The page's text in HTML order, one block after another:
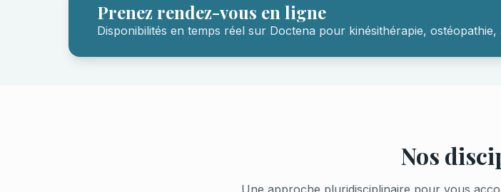
Prenez rendez-vous en ligne
Disponibilités en temps réel sur Doctena pour kinésithérapie,
Nos
Une approche pluridisciplinaire pour vous